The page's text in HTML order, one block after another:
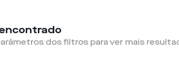
dos filtros para ver mais